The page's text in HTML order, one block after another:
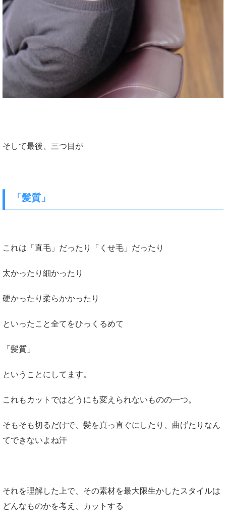
そして最後、三つ目が
「髪質」
これは「直毛」だったり「くせ毛」だったり
太かったり細かったり
硬かったり柔らかかったり
といったこと全てをひっくるめて
「髪質」
ということにしてます。
これもカットではどうにも変えられないものの一つ。
そもそも切るだけで、髪を真っ直ぐにしたり、曲げたりなん
てできないよね汗
それを理解した上で、その素材を最大限生かしたスタイルは
どんなものかを考え、カットする